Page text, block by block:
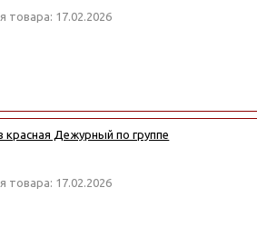
товара: 17.02.2026
красная Дежурный по группе
товара: 17.02.2026